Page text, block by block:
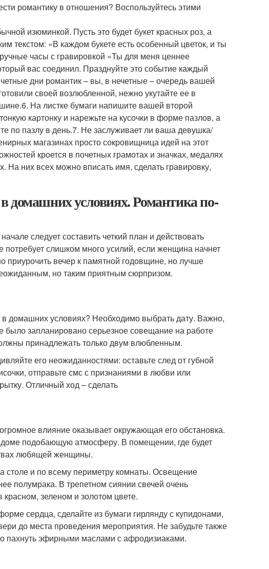
романтику в отношения? Воспользуйтесь этими
изюминкой. Пусть это будет букет красных роз, а
текстом: «В каждом букете есть особенный цветок, и ты
часы с гравировкой «Ты для меня ценнее
вас соединил. Празднуйте это событие каждый
дни романтик – вы, в нечетные – очередь вашей
своей возлюбленной, нежно укутайте ее в
На листке бумаги напишите вашей второй
картонку и нарежьте на кусочки в форме пазлов, а
по пазлу в день.7. Не заслуживает ли ваша девушка/
магазинах просто сокровищница идей на этот
кроется в почетных грамотах и значках, медалях
На них всех можно вписать имя, сделать гравировку,
домашних условиях. Романтика по-
следует составить четкий план и действовать
потребует слишком много усилий, если женщина начнет
приурочить вечер к памятной годовщине, но лучше
но таким приятным сюрпризом.
домашних условиях? Необходимо выбрать дату. Важно,
было запланировано серьезное совещание на работе
принадлежать только двум влюбленным.
его неожиданностями: оставьте след от губной
отправьте смс с признаниями в любви или
Отличный ход – сделать
влияние оказывает окружающая его обстановка.
доме подобающую атмосферу. В помещении, где будет
любящей женщины.
столе и по всему периметру комнаты. Освещение
полумрака. В трепетном сиянии свечей очень
зеленом и золотом цвете.
сердца, сделайте из бумаги гирлянду с купидонами,
до места проведения мероприятия. Не забудьте также
пахнуть эфирными маслами с афродизиаками.